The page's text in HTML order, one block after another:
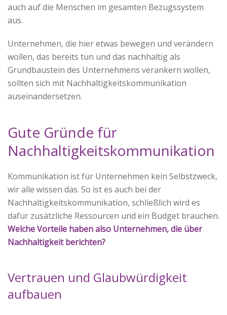
auch auf die Menschen im gesamten Bezugssystem
aus.
Unternehmen, die hier etwas bewegen und verändern
wollen, das bereits tun und das nachhaltig als
Grundbaustein des Unternehmens verankern wollen,
sollten sich mit Nachhaltigkeitskommunikation
auseinandersetzen.
Gute Gründe für
Nachhaltigkeitskommunikation
Kommunikation ist für Unternehmen kein Selbstzweck,
wir alle wissen das. So ist es auch bei der
Nachhaltigkeitskommunikation, schließlich wird es
dafür zusätzliche Ressourcen und ein Budget brauchen.
Welche Vorteile haben also Unternehmen, die über
Nachhaltigkeit berichten?
Vertrauen und Glaubwürdigkeit
aufbauen